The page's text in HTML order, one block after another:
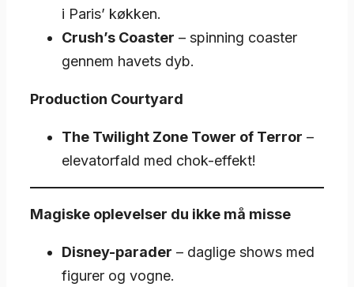
i Paris’ køkken.
Crush’s Coaster – spinning coaster
gennem havets dyb.
Production Courtyard
The Twilight Zone Tower of Terror –
elevatorfald med chok-effekt!
Magiske oplevelser du ikke må misse
Disney-parader – daglige shows med
figurer og vogne.